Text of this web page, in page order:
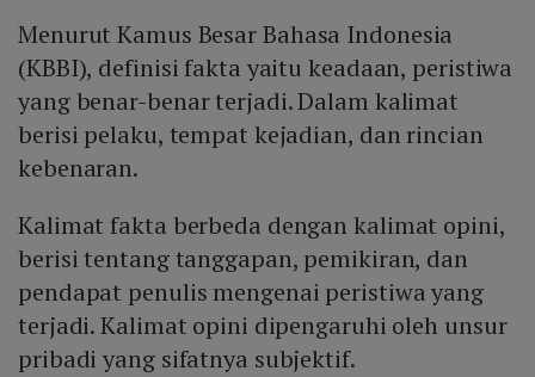
Menurut Kamus Besar Bahasa Indonesia
(KBBI), definisi fakta yaitu keadaan, peristiwa
yang benar-benar terjadi. Dalam kalimat
berisi pelaku, tempat kejadian, dan rincian
kebenaran.
Kalimat fakta berbeda dengan kalimat opini,
berisi tentang tanggapan, pemikiran, dan
pendapat penulis mengenai peristiwa yang
terjadi. Kalimat opini dipengaruhi oleh unsur
pribadi yang sifatnya subjektif.